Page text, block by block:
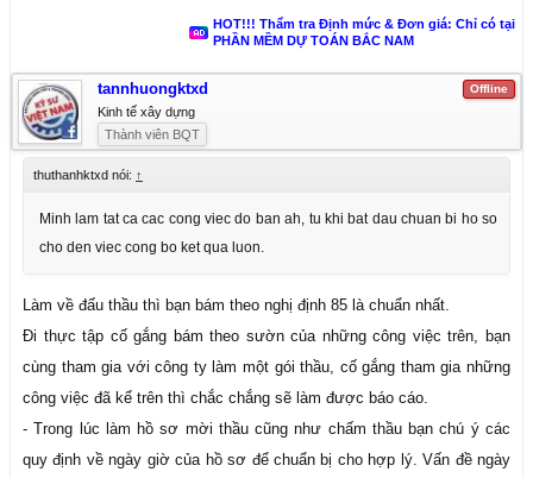
HOT!!! Thẩm tra Định mức & Đơn giá: Chỉ có tại
PHẦN MỀM DỰ TOÁN BẮC NAM
Offline
tannhuongktxd
Kinh tế xây dựng
Thành viên BQT
thuthanhktxd nói: ↑
Minh lam tat ca cac cong viec do ban ah, tu khi bat dau chuan bi ho so
cho den viec cong bo ket qua luon.
Làm về đấu thầu thì bạn bám theo nghị định 85 là chuẩn nhất.
Đi thực tập cố gắng bám theo sườn của những công việc trên, bạn
cùng tham gia với công ty làm một gói thầu, cố gắng tham gia những
công việc đã kể trên thì chắc chắng sẽ làm được báo cáo.
- Trong lúc làm hồ sơ mời thầu cũng như chấm thầu bạn chú ý các
quy định về ngày giờ của hồ sơ để chuẩn bị cho hợp lý. Vấn đề ngày